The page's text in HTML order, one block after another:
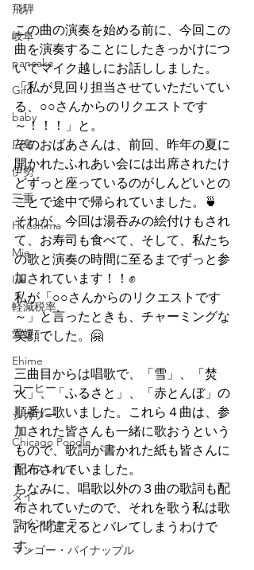
飛騨
岐阜
pancake
Gifu
baby
広島
伊勢
三重
Hiroshima
Mie
Ise
軽減税率
愛媛
Ehime
コーヒー
シカプー
Chicago Poodle
ブレスレット
タイ
ワインクーラー
マンゴー・パイナップル
この曲の演奏を始める前に、今回この
曲を演奏することにしたきっかけにつ
いてマイク越しにお話ししました。
「私が見回り担当させていただいてい
る、○○さんからのリクエストです
～！！！」と。
そのおばあさんは、前回、昨年の夏に
開かれたふれあい会には出席されたけ
どずっと座っているのがしんどいとの
ことで途中で帰られていました。🍵
それが、今回は湯吞みの絵付けもされ
て、お寿司も食べて、そして、私たち
の歌と演奏の時間に至るまでずっと参
加されています！！✊
私が「○○さんからのリクエストです
～」と言ったときも、チャーミングな
笑顔でした。🤗
三曲目からは唱歌で、「雪」、「焚
火」、「ふるさと」、「赤とんぼ」の
順番に歌いました。これら４曲は、参
加された皆さんも一緒に歌おうという
もので、歌詞が書かれた紙も皆さんに
配布されていました。
ちなみに、唱歌以外の３曲の歌詞も配
布されていたので、それを歌う私は歌
詞を間違えるとバレてしまうわけで
す。